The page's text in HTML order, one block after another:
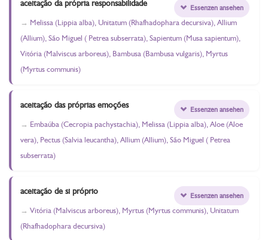
aceitação da própria responsabilidade
Melissa (Lippia alba), Unitatum (Rhafhadophara decursiva), Allium
(Allium), São Miguel ( Petrea subserrata), Sapientum (Musa sapientum),
Vitória (Malviscus arboreus), Bambusa (Bambusa vulgaris), Myrtus
(Myrtus communis)
Essenzen ansehen
aceitação das próprias emoções
Embaúba (Cecropia pachystachia), Melissa (Lippia alba), Aloe (Aloe
vera), Pectus (Salvia leucantha), Allium (Allium), São Miguel ( Petrea
subserrata)
Essenzen ansehen
aceitação de si próprio
Vitória (Malviscus arboreus), Myrtus (Myrtus communis), Unitatum
(Rhafhadophara decursiva)
Essenzen ansehen